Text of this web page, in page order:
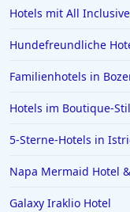
Hotels mit All
Hundefreundliche
Familienhotels in
Hotels im Boutique-
5-Sterne-Hotels in
Napa Mermaid Hotel
Galaxy Iraklio Hotel